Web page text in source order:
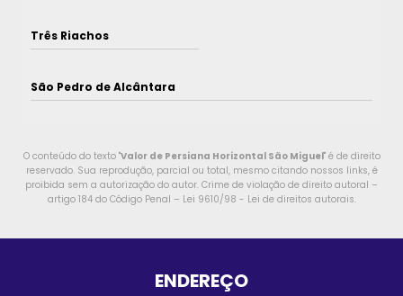
Três Riachos
São Pedro de Alcântara
O conteúdo do texto "Valor de Persiana Horizontal São Miguel" é de direito
reservado. Sua reprodução, parcial ou total, mesmo citando nossos links, é
proibida sem a autorização do autor. Crime de violação de direito autoral –
artigo 184 do Código Penal – Lei 9610/98 - Lei de direitos autorais.
ENDEREÇO